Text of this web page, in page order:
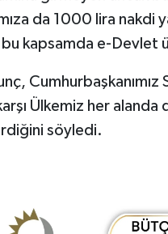
da 1000 lira nakdi
bu kapsamda e-Devlet
Ülkemiz her
söyledi.